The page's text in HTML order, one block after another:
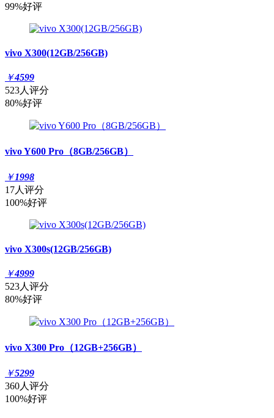
99%好评
vivo X300(12GB/256GB)
￥4599
523人评分
80%好评
vivo Y600 Pro（8GB/256GB）
￥1998
17人评分
100%好评
vivo X300s(12GB/256GB)
￥4999
523人评分
80%好评
vivo X300 Pro（12GB+256GB）
￥5299
360人评分
100%好评